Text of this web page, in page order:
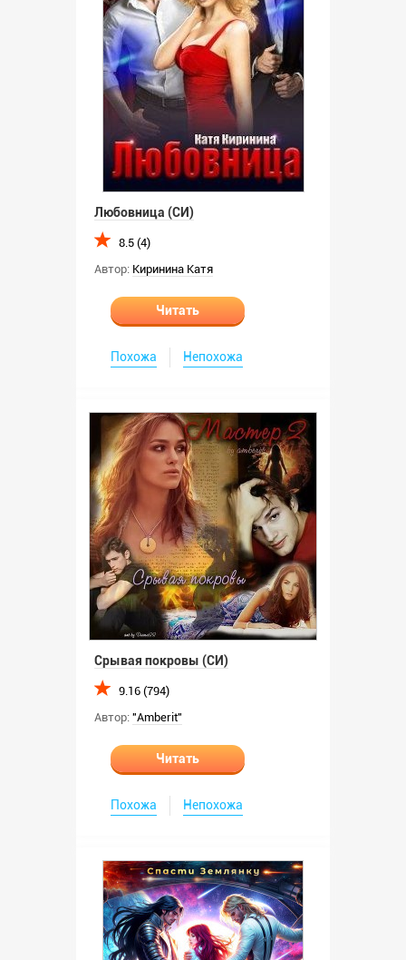
Любовница (СИ)
8.5 (4)
Автор: Киринина Катя
Читать
Похожа Непохожа
Срывая покровы (СИ)
9.16 (794)
Автор: "Amberit"
Читать
Похожа Непохожа